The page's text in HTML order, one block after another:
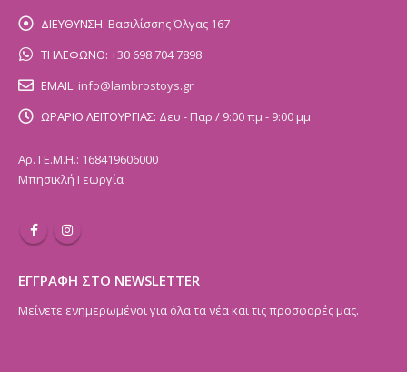
ΔΙΕΥΘΥΝΣΗ: Βασιλίσσης Όλγας 167
ΤΗΛΕΦΩΝΟ: +30 698 704 7898
EMAIL: info@lambrostoys.gr
ΩΡΑΡΙΟ ΛΕΙΤΟΥΡΓΙΑΣ: Δευ - Παρ / 9:00 πμ - 9:00 μμ
Αρ. ΓΕ.Μ.Η.: 168419606000
Μπησικλή Γεωργία
ΕΓΓΡΑΦΗ ΣΤΟ NEWSLETTER
Μείνετε ενημερωμένοι για όλα τα νέα και τις προσφορές μας.